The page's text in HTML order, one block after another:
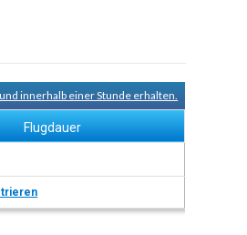
innerhalb einer Stunde erhalten.
Flugdauer